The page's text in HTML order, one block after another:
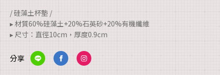
/ 硅藻土杯墊 /
▸ 材質60%硅藻土+20%石英砂+20%有機纖維
▸ 尺寸：直徑10cm，厚度0.9cm
分享